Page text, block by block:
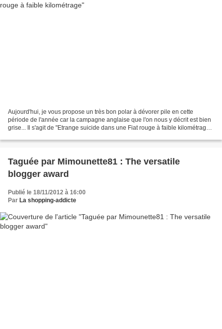
Aujourd'hui, je vous propose un très bon polar à dévorer pile en cette
période de l'année car la campagne anglaise que l'on nous y décrit est bien
grise... Il s'agit de "Etrange suicide dans une Fiat rouge à faible kilométrage",
Taguée par Mimounette81 : The versatile
blogger award
Publié le 18/11/2012 à 16:00
Par La shopping-addicte